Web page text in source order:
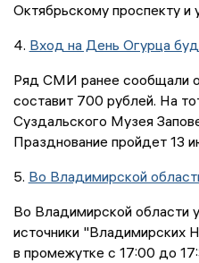
Октябрьскому проспекту
4. Вход на День Огурца
Ряд СМИ ранее сообщали о
составит 700 рублей. На
Суздальского Музея
Празднование пройдет 13
5. Во Владимирской
Во Владимирской области
источники "Владимирских
в промежутке с 17:00 до